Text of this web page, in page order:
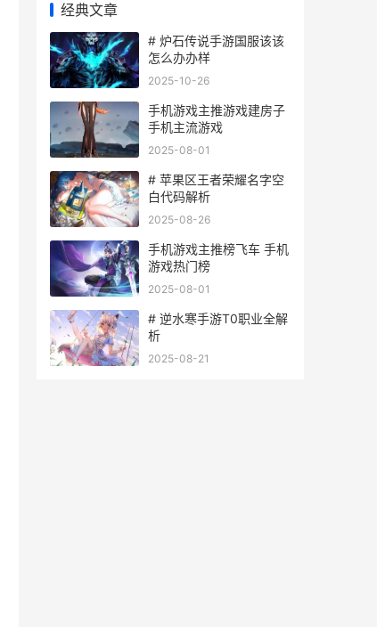
经典文章
# 炉石传说手游国服该该
怎么办办样
2025-10-26
手机游戏主推游戏建房子
手机主流游戏
2025-08-01
# 苹果区王者荣耀名字空
白代码解析
2025-08-26
手机游戏主推榜飞车 手机
游戏热门榜
2025-08-01
# 逆水寒手游T0职业全解
析
2025-08-21